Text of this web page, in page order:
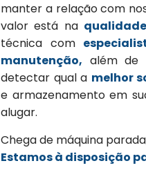
manter a relação com
valor está na
técnica com
manutenção, além de
detectar qual a melhor
e armazenamento em
alugar.
Chega de máquina
Estamos à disposição